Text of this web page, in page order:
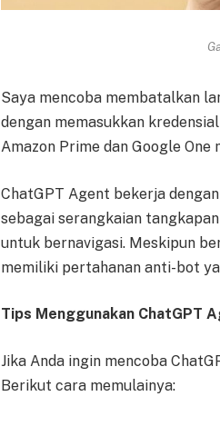
Saya mencoba membatalkan
dengan memasukkan
Amazon Prime dan Google
ChatGPT Agent bekerja
sebagai serangkaian
untuk bernavigasi. Meskipun
memiliki pertahanan anti-bot
Tips Menggunakan ChatGPT
Jika Anda ingin mencoba
Berikut cara memulainya: